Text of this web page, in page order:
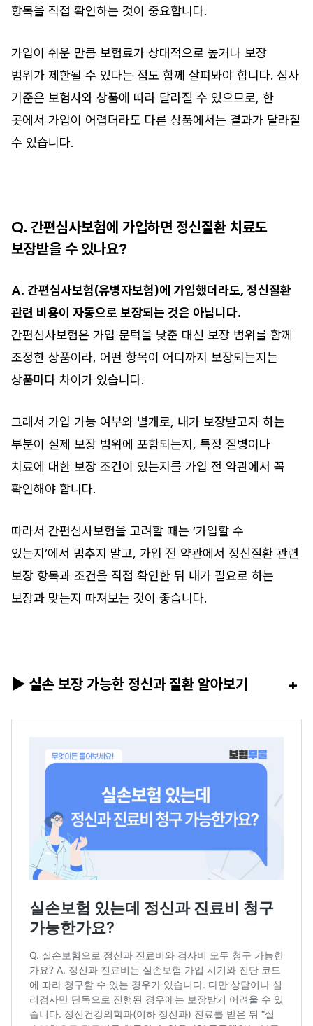
항목을 직접 확인하는 것이 중요합니다.
가입이 쉬운 만큼 보험료가 상대적으로 높거나 보장
범위가 제한될 수 있다는 점도 함께 살펴봐야 합니다. 심사
기준은 보험사와 상품에 따라 달라질 수 있으므로, 한
곳에서 가입이 어렵더라도 다른 상품에서는 결과가 달라질
수 있습니다.
Q. 간편심사보험에 가입하면 정신질환 치료도
보장받을 수 있나요?
A. 간편심사보험(유병자보험)에 가입했더라도, 정신질환
관련 비용이 자동으로 보장되는 것은 아닙니다.
간편심사보험은 가입 문턱을 낮춘 대신 보장 범위를 함께
조정한 상품이라, 어떤 항목이 어디까지 보장되는지는
상품마다 차이가 있습니다.
그래서 가입 가능 여부와 별개로, 내가 보장받고자 하는
부분이 실제 보장 범위에 포함되는지, 특정 질병이나
치료에 대한 보장 조건이 있는지를 가입 전 약관에서 꼭
확인해야 합니다.
따라서 간편심사보험을 고려할 때는 ‘가입할 수
있는지’에서 멈추지 말고, 가입 전 약관에서 정신질환 관련
보장 항목과 조건을 직접 확인한 뒤 내가 필요로 하는
보장과 맞는지 따져보는 것이 좋습니다.
▶ 실손 보장 가능한 정신과 질환 알아보기 +